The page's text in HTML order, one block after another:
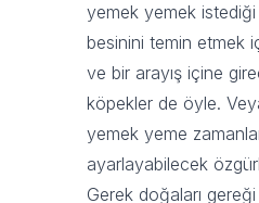
yemek yemek
besinini temin etmek
ve bir arayış içine
köpekler de öyle.
yemek yeme
ayarlayabilecek
Gerek doğaları